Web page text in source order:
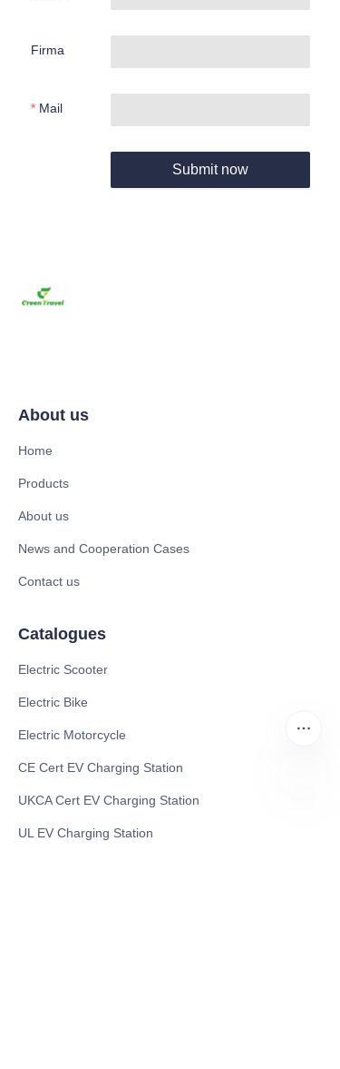
Firma
Mail
Submit now
About us
Home
Products
About us
News and Cooperation Cases
Contact us
Catalogues
Electric Scooter
Electric Bike
Electric Motorcycle
CE Cert EV Charging Station
UKCA Cert EV Charging Station
UL EV Charging Station